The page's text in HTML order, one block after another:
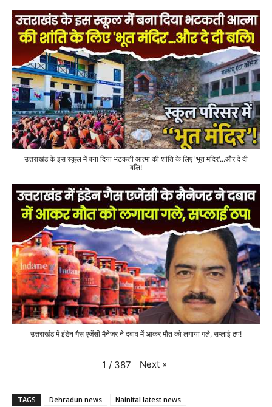
उत्तराखंड के इस स्कूल में बना दिया भटकती आत्मा की शांति के लिए 'भूत मंदिर'...और दे दी
बलि!
उत्तराखंड में इंडेन गैस एजेंसी मैनेजर ने दबाव में आकर मौत को लगाया गले, सप्लाई ठप!
1 / 387 Next »
TAGS Dehradun news
Nainital latest news